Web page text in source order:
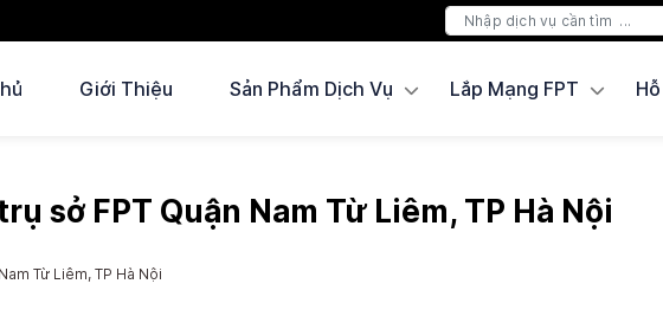
Giới Thiệu Sản Phẩm Dịch Vụ Lắp Mạng FPT
sở FPT Quận Nam Từ Liêm, TP Hà Nội
Từ Liêm, TP Hà Nội